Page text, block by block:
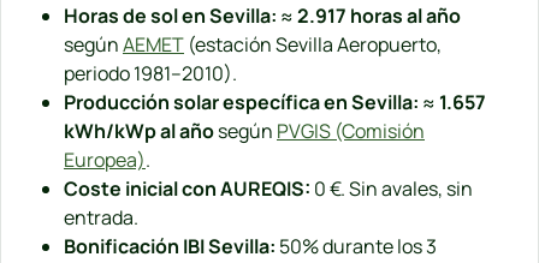
Horas de sol en Sevilla: ≈2.917 horas al año
segúnAEMET (estación Sevilla Aeropuerto,
periodo 1981–2010).
Producción solar específica en Sevilla: ≈ 1.657
kWh/kWp al añosegún PVGIS (Comisión
Europea).
Coste inicial con AUREQIS: 0 €. Sin avales, sin
entrada.
Bonificación IBI Sevilla: 50% durante los 3